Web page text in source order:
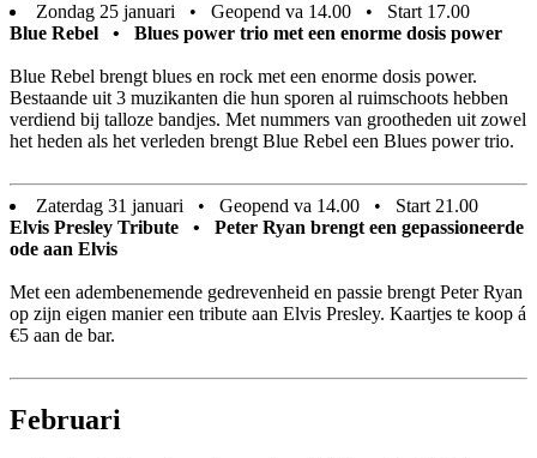
Zondag 25 januari • Geopend va 14.00 • Start 17.00
Blue Rebel • Blues power trio met een enorme dosis power
Blue Rebel brengt blues en rock met een enorme dosis power.
Bestaande uit 3 muzikanten die hun sporen al ruimschoots hebben
verdiend bij talloze bandjes. Met nummers van grootheden uit zowel
het heden als het verleden brengt Blue Rebel een Blues power trio.
Zaterdag 31 januari • Geopend va 14.00 • Start 21.00
Elvis Presley Tribute • Peter Ryan brengt een gepassioneerde
ode aan Elvis
Met een adembenemende gedrevenheid en passie brengt Peter Ryan
op zijn eigen manier een tribute aan Elvis Presley. Kaartjes te koop á
€5 aan de bar.
Februari